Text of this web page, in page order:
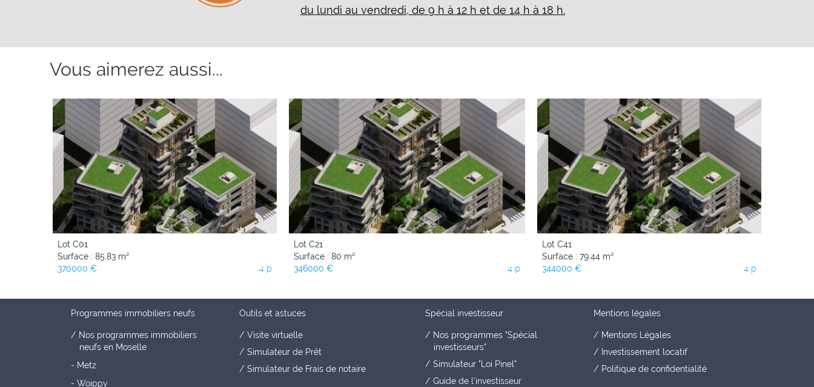
du lundi au vendredi, de 9 h à 12 h et de 14 h à 18 h.
Vous aimerez aussi...
Lot C01
Surface : 85.83 m²
370000 €
4 p
Lot C21
Surface : 80 m²
346000 €
4 p
Lot C41
Surface : 79.44 m²
344000 €
4 p
Programmes immobiliers neufs
Nos programmes immobiliers
neufs en Moselle
- Metz
- Woippy
Outils et astuces
Visite virtuelle
Simulateur de Prêt
Simulateur de Frais de notaire
Spécial investisseur
Nos programmes "Spécial
investisseurs"
Simulateur "Loi Pinel"
Guide de l'investisseur
Mentions légales
Mentions Légales
Investissement locatif
Politique de confidentialité